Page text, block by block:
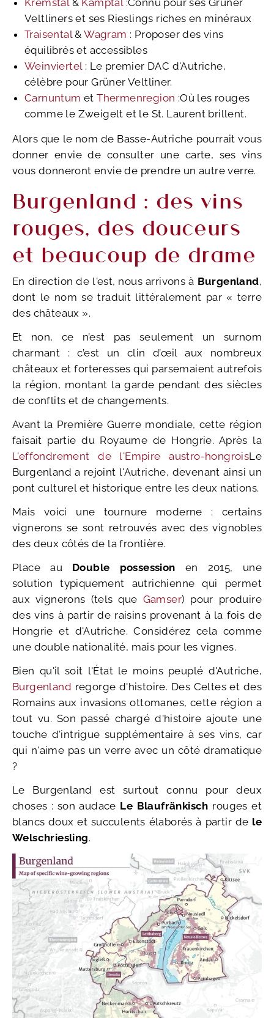
Veltliners et ses Rieslings riches en minéraux
Traisental &Wagram : Proposer des vins
équilibrés et accessibles
Weinviertel : Le premier DAC d'Autriche,
célèbre pour Grüner Veltliner.
Carnuntum etThermenregion :Où les rouges
comme le Zweigelt et le St. Laurent brillent.
Alors que le nom de Basse-Autriche pourrait vous
donner envie de consulter une carte, ses vins
vous donneront envie de prendre un autre verre.
Burgenland : des vins
rouges, des douceurs
et beaucoup de drame
En direction de l'est, nous arrivons à Burgenland,
dont le nom se traduit littéralement par « terre
des châteaux ».
Et non, ce n’est pas seulement un surnom
charmant : c’est un clin d’œil aux nombreux
châteaux et forteresses qui parsemaient autrefois
la région, montant la garde pendant des siècles
de conflits et de changements.
Avant la Première Guerre mondiale, cette région
faisait partie du Royaume de Hongrie. Après la
L'effondrement de l'Empire austro-hongroisLe
Burgenland a rejoint l'Autriche, devenant ainsi un
pont culturel et historique entre les deux nations.
Mais voici une tournure moderne : certains
vignerons se sont retrouvés avec des vignobles
des deux côtés de la frontière.
Place au Double possession en 2015, une
solution typiquement autrichienne qui permet
aux vignerons (tels que Gamser) pour produire
des vins à partir de raisins provenant à la fois de
Hongrie et d'Autriche. Considérez cela comme
une double nationalité, mais pour les vignes.
Bien qu'il soit l'État le moins peuplé d'Autriche,
Burgenland regorge d'histoire. Des Celtes et des
Romains aux invasions ottomanes, cette région a
tout vu. Son passé chargé d'histoire ajoute une
touche d'intrigue supplémentaire à ses vins, car
qui n'aime pas un verre avec un côté dramatique
?
Le Burgenland est surtout connu pour deux
choses : son audace Le Blaufränkisch rouges et
blancs doux et succulents élaborés à partir de le
Welschriesling.